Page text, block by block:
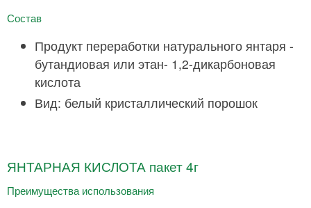
Состав
Продукт переработки натурального янтаря -
бутандиовая или этан- 1,2-дикарбоновая
кислота
Вид: белый кристаллический порошок
ЯНТАРНАЯ КИСЛОТА пакет 4г
Преимущества использования